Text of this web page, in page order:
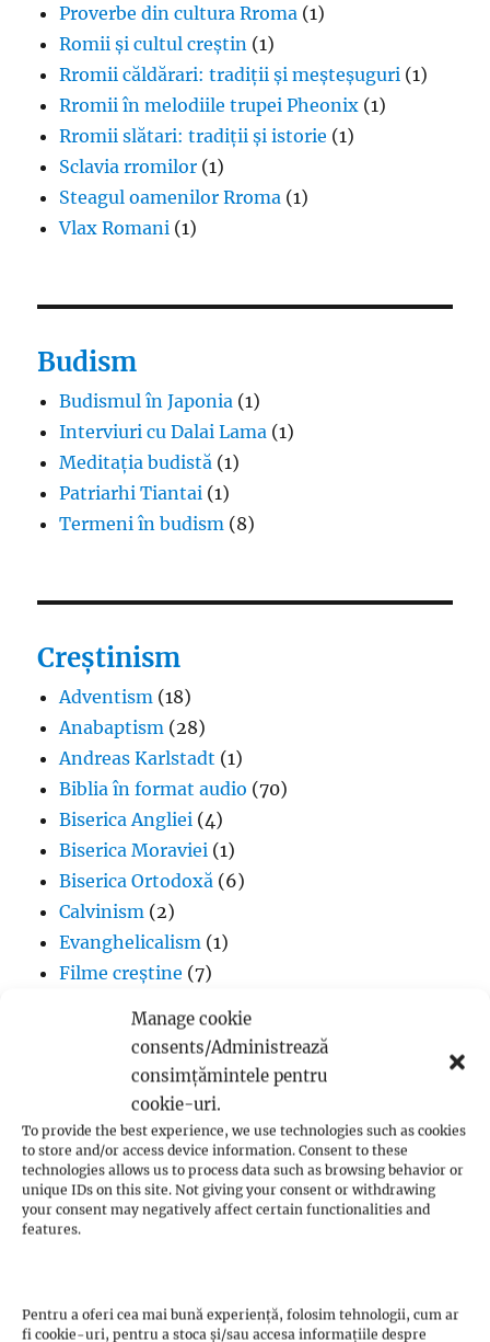
Manage cookie
consents/Administrează
consimțămintele pentru
cookie-uri.
To provide the best experience, we use technologies such as cookies
to store and/or access device information. Consent to these
technologies allows us to process data such as browsing behavior or
unique IDs on this site. Not giving your consent or withdrawing
your consent may negatively affect certain functionalities and
features.
Pentru a oferi cea mai bună experiență, folosim tehnologii, cum ar
fi cookie-uri, pentru a stoca și/sau accesa informațiile despre
Proverbe din cultura Rroma (1)
Romii și cultul creștin (1)
Rromii căldărari: tradiții și meșteșuguri (1)
Rromii în melodiile trupei Pheonix (1)
Rromii slătari: tradiții și istorie (1)
Sclavia rromilor (1)
Steagul oamenilor Rroma (1)
Vlax Romani (1)
Budism
Budismul în Japonia (1)
Interviuri cu Dalai Lama (1)
Meditația budistă (1)
Patriarhi Tiantai (1)
Termeni în budism (8)
Creștinism
Adventism (18)
Anabaptism (28)
Andreas Karlstadt (1)
Biblia în format audio (70)
Biserica Angliei (4)
Biserica Moraviei (1)
Biserica Ortodoxă (6)
Calvinism (2)
Evanghelicalism (1)
Filme creștine (7)
(2)
(7)
John Calvin(3)
Luteranism(5)
Martin Luther(36)
Metodism(2)
profeții Zwickau(1)